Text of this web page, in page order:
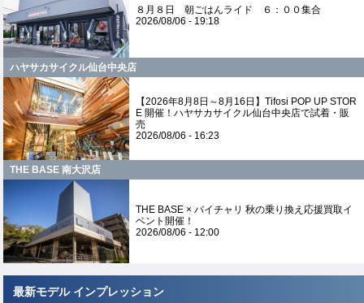
８月８日 朝ごはんライド ６：００集合
2026/08/06 - 19:18
ハヤサカサイクル仙台中央店
【2026年8月8日～8月16日】Tifosi POP UP STOR
E 開催！ハヤサカサイクル仙台中央店で試着・販
売
2026/08/06 - 16:23
THE BASE 南大沢店
THE BASE × バイチャリ 秋の乗り換え応援買取イ
ベント開催！
2026/08/06 - 12:00
最新モデル インプレッション